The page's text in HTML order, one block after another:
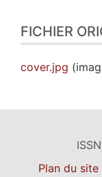
FICHIER
cover.jpg
Plan du site